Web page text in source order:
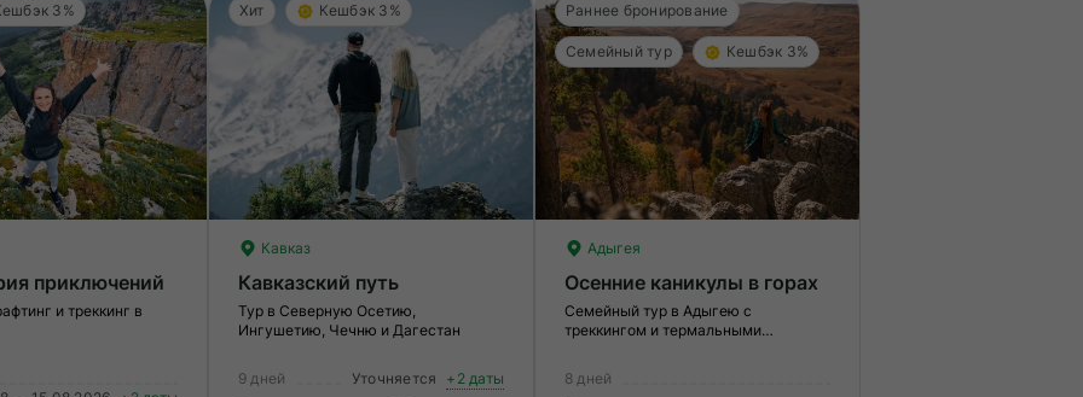
3%
приключений
и треккинг в
Хит Кешбэк 3%
Кавказ
Кавказский путь
Тур в Северную Осетию,
Ингушетию, Чечню и Дагестан
9 дней Уточняется
+2 даты
Раннее бронирование
Семейный тур Кешбэк 3%
Адыгея
Осенние каникулы в горах
Семейный тур в Адыгею с
треккингом и термальными
8 дней